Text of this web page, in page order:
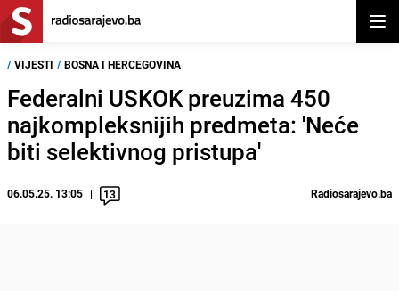
/ VIJESTI / BOSNA I HERCEGOVINA
Federalni USKOK preuzima 450
najkompleksnijih predmeta: 'Neće
biti selektivnog pristupa'
06.05.25. 13:05 13 Radiosarajevo.ba